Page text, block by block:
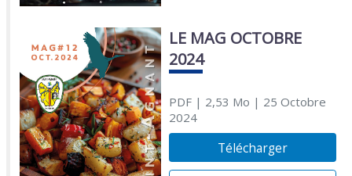
LE MAG OCTOBRE
2024
PDF| 2,53 Mo | 25 Octobre
2024
Télécharger